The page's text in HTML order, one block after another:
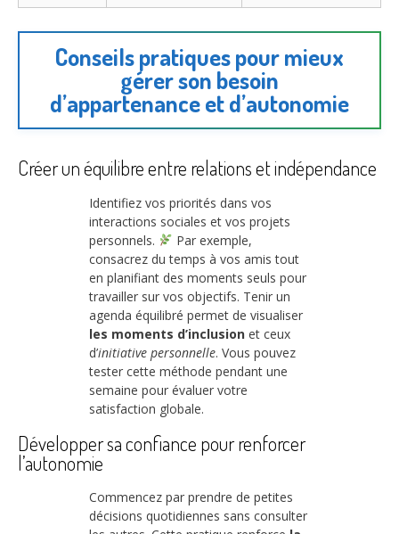
Conseils pratiques pour mieux
gérer son besoin
d’appartenance et d’autonomie
Créer un équilibre entre relations et indépendance
Identifiez vos priorités dans vos
interactions sociales et vos projets
personnels.
Par exemple,
consacrez du temps à vos amis tout
en planifiant des moments seuls pour
travailler sur vos objectifs. Tenir un
agenda équilibré permet de visualiser
les moments d’inclusion et ceux
d’initiative personnelle. Vous pouvez
tester cette méthode pendant une
semaine pour évaluer votre
satisfaction globale.
Développer sa confiance pour renforcer
l’autonomie
Commencez par prendre de petites
décisions quotidiennes sans consulter